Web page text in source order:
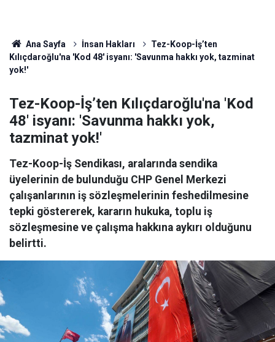
Ana Sayfa İnsan Hakları
Tez-Koop-İş’ten
Kılıçdaroğlu'na 'Kod 48' isyanı: 'Savunma hakkı yok, tazminat
yok!'
Tez-Koop-İş’ten Kılıçdaroğlu'na 'Kod
48' isyanı: 'Savunma hakkı yok,
tazminat yok!'
Tez-Koop-İş Sendikası, aralarında sendika
üyelerinin de bulunduğu CHP Genel Merkezi
çalışanlarının iş sözleşmelerinin feshedilmesine
tepki göstererek, kararın hukuka, toplu iş
sözleşmesine ve çalışma hakkına aykırı olduğunu
belirtti.